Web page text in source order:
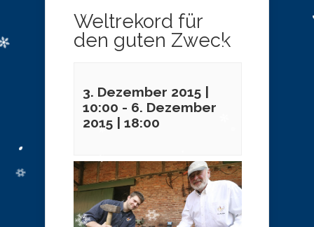
Weltrekord für
den guten Zweck
3. Dezember 2015 |
10:00 - 6. Dezember
2015 | 18:00